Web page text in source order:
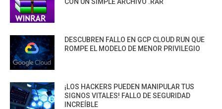
DESCUBREN FALLO EN GCP CLOUD RUN QUE
ROMPE EL MODELO DE MENOR PRIVILEGIO
¡LOS HACKERS PUEDEN MANIPULAR TUS
SIGNOS VITALES! FALLO DE SEGURIDAD
INCREÍBLE